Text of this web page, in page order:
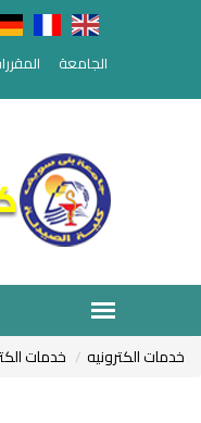
الجامعة
خدمات الكترونيه خدمات